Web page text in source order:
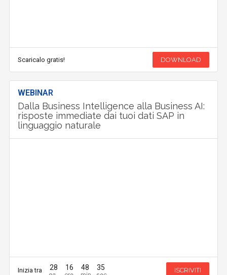
Scaricalo gratis! DOWNLOAD
WEBINAR
Dalla Business Intelligence alla Business AI:
risposte immediate dai tuoi dati SAP in
linguaggio naturale
Inizia tra 28 16 48 35 ISCRIVITI